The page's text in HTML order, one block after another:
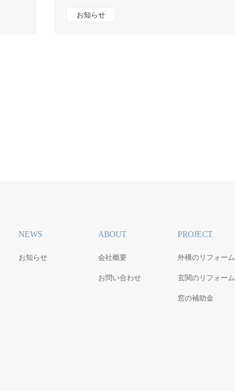
お知らせ
NEWS
お知らせ
ABOUT
会社概要
お問い合わせ
PROJECT
外構のリフォーム
玄関のリフォーム
窓の補助金